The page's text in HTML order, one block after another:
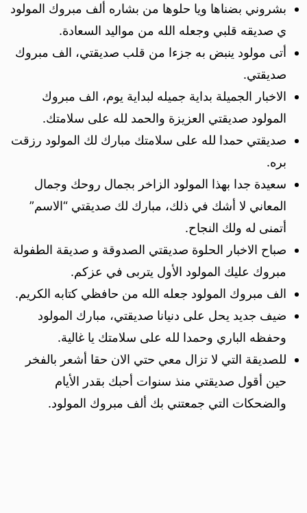
بشروني بضناها ويا حلوها من بشاره ألف مبروك المولود
ي صديقه قلبي وجعله الله من مواليد السعادة.
أتى مولود ينبض به جزءا من قلب صديقتي، الف مبروك
صديقتي.
الاخبار الجميلة بداية جميله لبداية يوم، الف مبروك
المولود صديقتي العزيزة والحمد لله على سلامتك.
صديقتي حمدا لله على سلامتك مبارك لك المولود رزقت
بره.
سعيدة جدا بهذا المولود الزاخر بجمال روحك وجمال
المعاني لا أشك في ذلك، مبارك لك صديقتي “الاسم”
أتمنى له ولك النجاح.
صباح الاخبار الحلوة صديقتي الصدوقة و صديقة الطفولة
مبروك عليك المولود الأول يتربى في عزكم.
الف مبروك المولود جعله الله من حافظي كتابه الكريم.
ضيف جديد يحل على دنيانا صديقتي، مبارك المولود
وحفظه الباري وحمدا لله على سلامتك يا غالية.
للصديقة التي لا تزال معي حتي الان حقا أشعر بالفخر
حين أقول صديقتي منذ سنوات أحبك بقدر الأيام
والضحكات التي جمعتني بك ألف مبروك المولود.